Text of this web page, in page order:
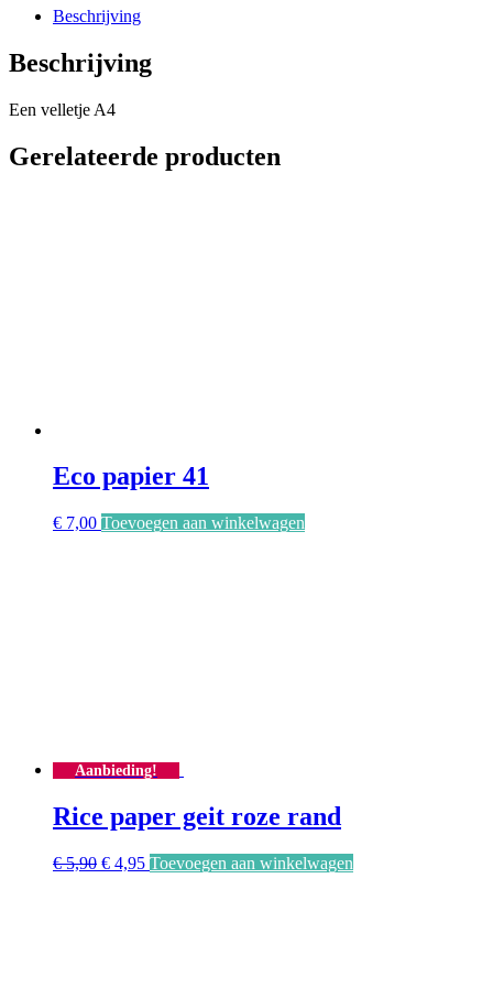
Beschrijving
Beschrijving
Een velletje A4
Gerelateerde producten
Eco papier 41
€ 7,00 Toevoegen aan winkelwagen
Aanbieding!
Rice paper geit roze rand
€5,90 Oorspronkelijke
€ 4,95Huidige
Toevoegen aan winkelwagen